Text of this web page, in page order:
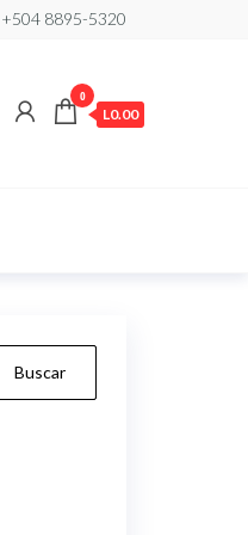
+504 8895-5320
0
L0.00